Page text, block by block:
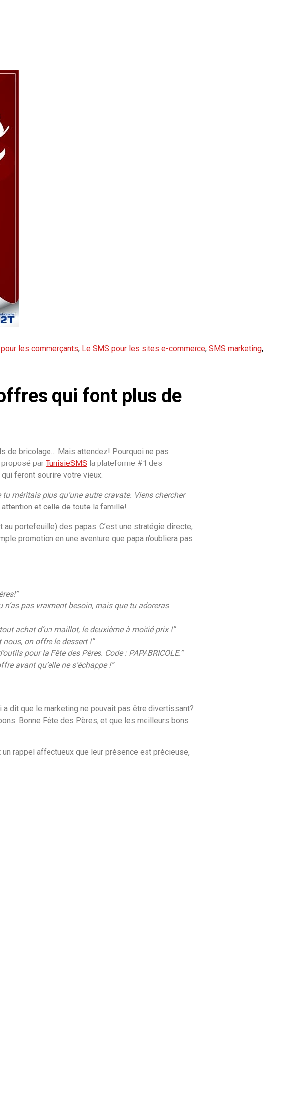
les commerçants, Le SMS pour les sites e-commerce, SMS marketing,
qui font plus de
de bricolage… Mais attendez! Pourquoi ne pas
proposé par TunisieSMS la plateforme #1 des
feront sourire votre vieux.
méritais plus qu’une autre cravate. Viens chercher
attention et celle de toute la famille!
portefeuille) des papas. C’est une stratégie directe,
promotion en une aventure que papa n’oubliera pas
pas vraiment besoin, mais que tu adoreras
achat d’un maillot, le deuxième à moitié prix !”
on offre le dessert !”
pour la Fête des Pères. Code : PAPABRICOLE.”
avant qu’elle ne s’échappe !”
a dit que le marketing ne pouvait pas être divertissant?
Bonne Fête des Pères, et que les meilleurs bons
rappel affectueux que leur présence est précieuse,